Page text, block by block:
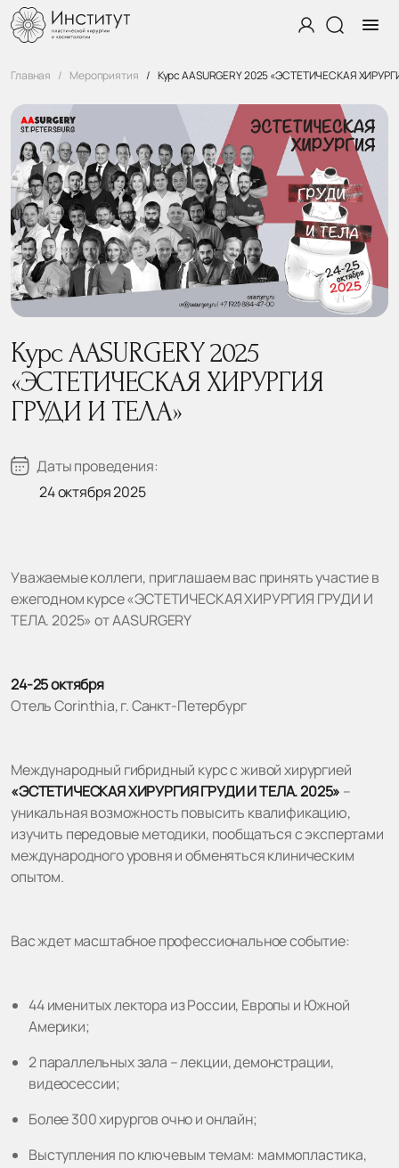
Главная Мероприятия Курс AASURGERY 2025 «ЭСТЕТИЧЕСКАЯ
Курс AASURGERY 2025
«ЭСТЕТИЧЕСКАЯ ХИРУРГИЯ
ГРУДИ И ТЕЛА»
Даты проведения:
24 октября 2025
Уважаемые коллеги, приглашаем вас принять участие в
ежегодном курсе «ЭСТЕТИЧЕСКАЯ ХИРУРГИЯ ГРУДИ И
ТЕЛА. 2025» от AASURGERY
24-25 октября
Отель Corinthia, г. Санкт-Петербург
Международный гибридный курс с живой хирургией
«ЭСТЕТИЧЕСКАЯ ХИРУРГИЯ ГРУДИ И ТЕЛА. 2025» –
уникальная возможность повысить квалификацию,
изучить передовые методики, пообщаться с экспертами
международного уровня и обменяться клиническим
опытом.
Вас ждет масштабное профессиональное событие:
44 именитых лектора из России, Европы и Южной
Америки;
2 параллельных зала – лекции, демонстрации,
видеосессии;
Более 300 хирургов очно и онлайн;
Выступления по ключевым темам: маммопластика,